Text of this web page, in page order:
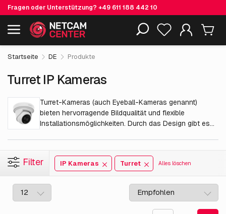
Fragen oder Unterstützung? +49 611 188 442 10
Einschließlich EOL-Produkte
Startseite DE Produkte
Turret IP Kameras
Turret-Kameras (auch Eyeball-Kameras genannt)
bieten hervorragende Bildqualität und flexible
Installationsmöglichkeiten. Durch das Design gibt es
Filter IP Kameras Turret Alles löschen